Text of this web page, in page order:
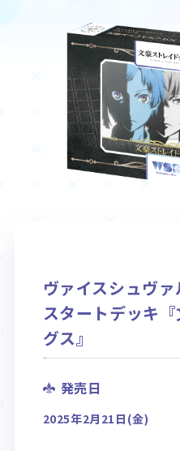
Title
作品タイトル
Event
イベント
Rule / Q&A
ルール/Q&A
ヴァイスシュヴ
スタートデッキ
グス』
発売日
2025年2月21日(金)